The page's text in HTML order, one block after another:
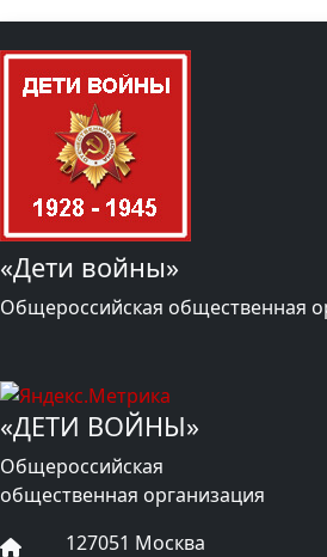
«Дети войны»
Общероссийская общественная
«ДЕТИ ВОЙНЫ»
Общероссийская
общественная организация
127051 Москва